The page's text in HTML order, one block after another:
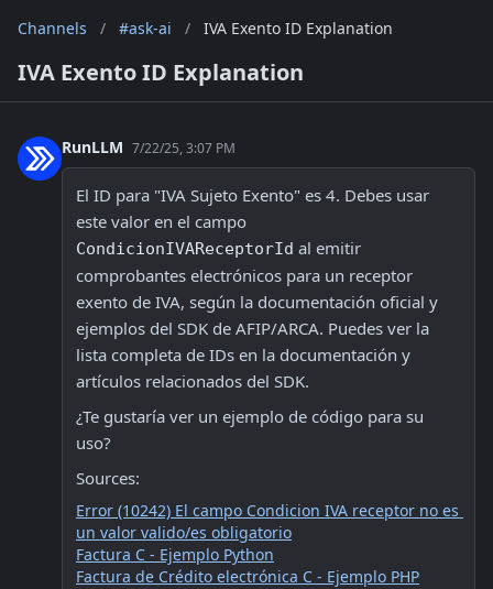
Channels / #ask-ai / IVA Exento ID Explanation
IVA Exento ID Explanation
RunLLM 7/22/25, 3:07 PM
El ID para "IVA Sujeto Exento" es 4. Debes usar
CondicionIVAReceptorId al emitir
comprobantes electrónicos para un receptor
exento de IVA, según la documentación oficial y
ejemplos del SDK de AFIP/ARCA. Puedes ver la
lista completa de IDs en la documentación y
artículos relacionados del SDK.
¿Te gustaría ver un ejemplo de código para su
uso?
Sources:
Error (10242) El campo Condicion IVA receptor no es
un valor valido/es obligatorio
Factura C - Ejemplo Python
Factura de Crédito electrónica C - Ejemplo PHP